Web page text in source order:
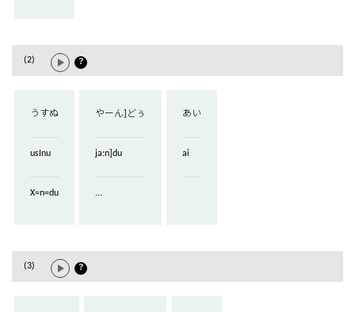
(2) ？
うすぬ
usInu
X=n=du
やーん]どぅ
ja:n]du
...
あい
ai
(3) ？